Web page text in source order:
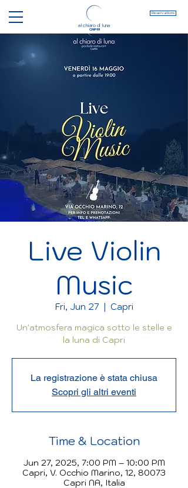
Reservations
al chiaro di luna
CAPRI
Live Violin
Music
Fri, Jun 27
  |
Capri
Un'atmosfera magica sotto le stelle e
la luna di Capri
La registrazione è stata chiusa
Scopri gli altri eventi
Time & Location
Jun 27, 2025, 7:00 PM – 10:00 PM
Capri, V. Occhio Marino, 12, 80073
Capri NA, Italia